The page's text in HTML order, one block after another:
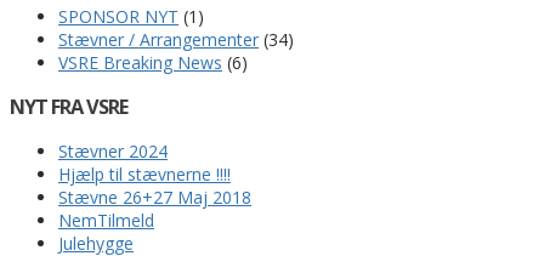
SPONSOR NYT (1)
Stævner / Arrangementer (34)
VSRE Breaking News (6)
NYT FRA VSRE
Stævner 2024
Hjælp til stævnerne !!!!
Stævne 26+27 Maj 2018
NemTilmeld
Julehygge